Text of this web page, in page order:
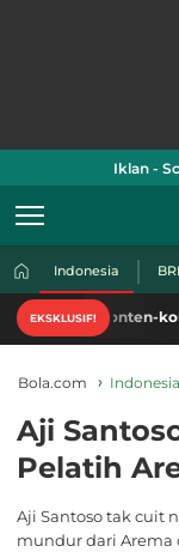
Iklan -
Indonesia
EKSKLUSIF!
konten-konten Piala
Bola.com Indonesia
Aji
Pelatih
Aji Santoso tak cuit
mundur dari Arema